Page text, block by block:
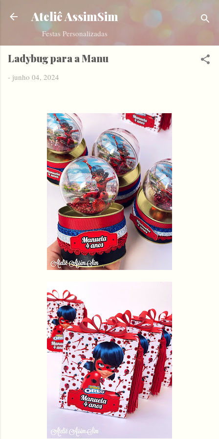
Pular para o conteúdo principal
Ateliê AssimSim
Festas Personalizadas
Ladybug para a Manu
- junho 04, 2024